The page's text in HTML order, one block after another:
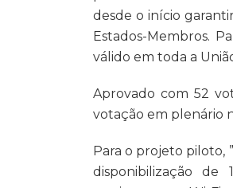
desde o início
Estados-Membros.
válido em toda a
Aprovado com 52
votação em plenário
Para o projeto piloto,
disponibilização